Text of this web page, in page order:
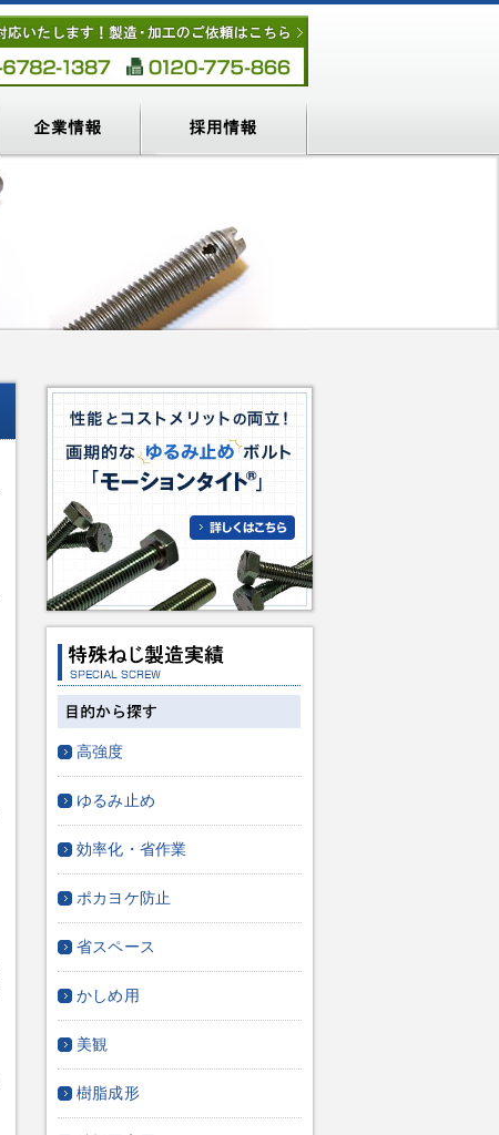
高強度
ゆるみ止め
効率化・省作業
ポカヨケ防止
省スペース
かしめ用
美観
樹脂成形